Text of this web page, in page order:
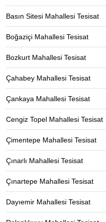
Basın Sitesi Mahallesi Tesisat
Boğaziçi Mahallesi Tesisat
Bozkurt Mahallesi Tesisat
Çahabey Mahallesi Tesisat
Çankaya Mahallesi Tesisat
Cengiz Topel Mahallesi Tesisat
Çimentepe Mahallesi Tesisat
Çınarlı Mahallesi Tesisat
Çınartepe Mahallesi Tesisat
Dayıemir Mahallesi Tesisat